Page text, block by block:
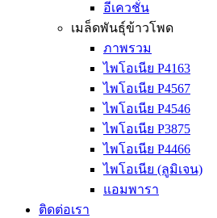
อีเควชั่น
เมล็ดพันธุ์ข้าวโพด
ภาพรวม
ไพโอเนีย P4163
ไพโอเนีย P4567
ไพโอเนีย P4546
ไพโอเนีย P3875
ไพโอเนีย P4466
ไพโอเนีย (ลูมิเจน)
แอมพารา
ติดต่อเรา